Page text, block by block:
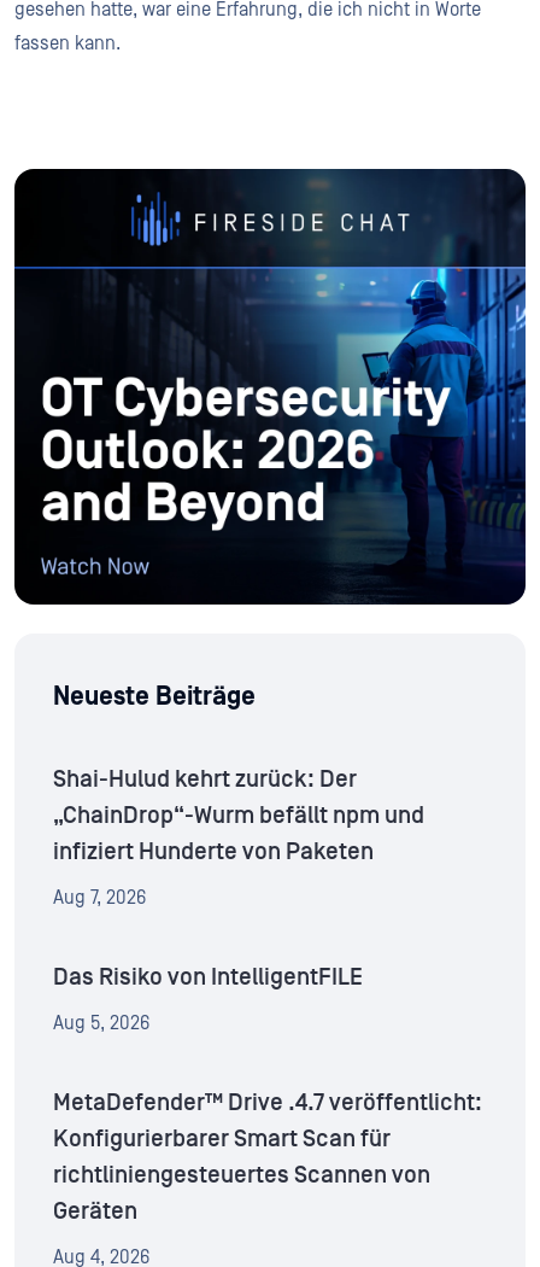
gesehen hatte, war eine Erfahrung, die ich nicht in Worte
fassen kann.
Neueste Beiträge
Shai-Hulud kehrt zurück: Der
„ChainDrop“-Wurm befällt npm und
infiziert Hunderte von Paketen
Aug 7, 2026
Das Risiko von IntelligentFILE
Aug 5, 2026
MetaDefender™ Drive .4.7 veröffentlicht:
Konfigurierbarer Smart Scan für
richtliniengesteuertes Scannen von
Geräten
Aug 4, 2026